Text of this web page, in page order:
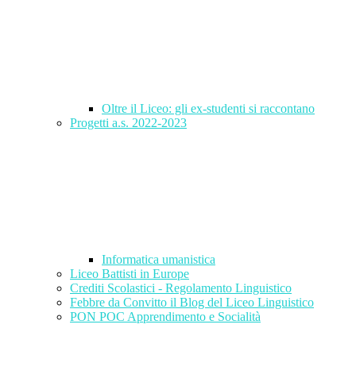
Oltre il Liceo: gli ex-studenti si raccontano
Progetti a.s. 2022-2023
Informatica umanistica
Liceo Battisti in Europe
Crediti Scolastici - Regolamento Linguistico
Febbre da Convitto il Blog del Liceo Linguistico
PON POC Apprendimento e Socialità